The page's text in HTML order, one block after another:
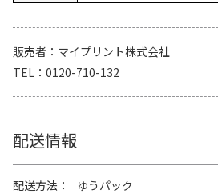
販売者
マイプリント株式会社
TEL
0120-710-132
配送情報
配送方法
ゆうパック